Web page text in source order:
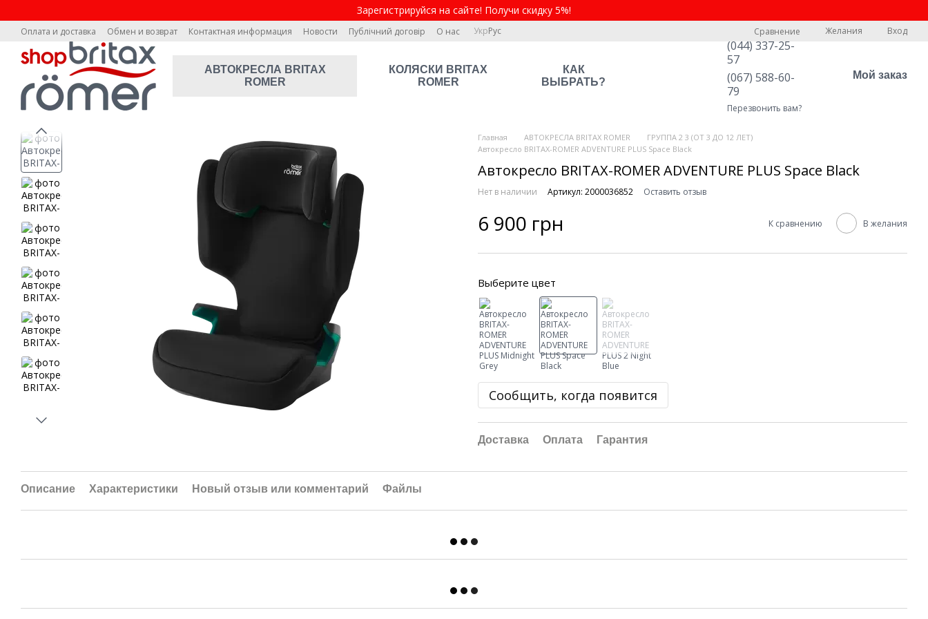
Зарегистрируйся на сайте! Получи скидку 5%!
Оплата и доставка Обмен и возврат Контактная информация Новости Публічний договір О нас УкрРус Сравнение Желания Вход
АВТОКРЕСЛА BRITAX
ROMER
КОЛЯСКИ BRITAX
ROMER
КАК
ВЫБРАТЬ?
(044) 337-25-
57
(067) 588-60-
79
Перезвонить вам?
Мой заказ
Главная АВТОКРЕСЛА BRITAX ROMER
ГРУППА 2 3 (ОТ 3 ДО 12 ЛЕТ)
Автокресло BRITAX-ROMER ADVENTURE PLUS Space Black
Автокресло BRITAX-ROMER ADVENTURE PLUS Space Black
Нет в наличии Артикул: 2000036852 Оставить отзыв
6 900 грн К сравнению В желания
Выберите цвет
Сообщить, когда появится
Доставка Оплата Гарантия
Описание Характеристики Новый отзыв или комментарий Файлы